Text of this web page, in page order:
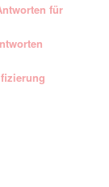
für